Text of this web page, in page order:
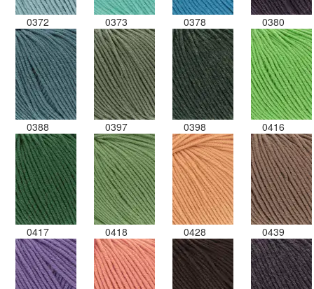
0372 0373 0378 0380
0388 0397 0398 0416
0417 0418 0428 0439